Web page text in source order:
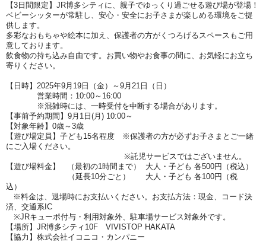
【3日間限定】JR博多シティに、親子でゆっくり過ごせる遊び場が登場！
ベビーシッターが常駐し、安心・安全にお子さまが楽しめる環境をご提
供します。
多彩なおもちゃや絵本に加え、保護者の方がくつろげるスペースもご用
意しております。
飲食物の持ち込み自由です。お買い物やお食事の間に、お気軽にお立ち
寄りください。
【日時】2025年9月19日（金）～9月21日（日）
営業時間：10:00～ 16:00
※混雑時には、一時受付を中断する場合があります。
【事前予約期間】9月1日(月) 10:00～
【対象年齢】0歳～3歳
【遊び場定員】子ども15名程度 ※保護者の方が必ずお子さまとご一緒
にご入場ください。
※託児サービスではございません。
【遊び場料金】 （最初の1時間まで） 大人・子ども 各500円（税込）
（延長10分ごと） 大人・子ども 各100円（税
込）
※料金は、退場時にお支払いください。お支払方法：現金、コード決
済、交通系IC
※JRキューポ付与・利用対象外、駐車場サービス対象外です。
【場所】JR博多シティ10F VIVISTOP HAKATA
【協力】株式会社イコニコ・カンパニー